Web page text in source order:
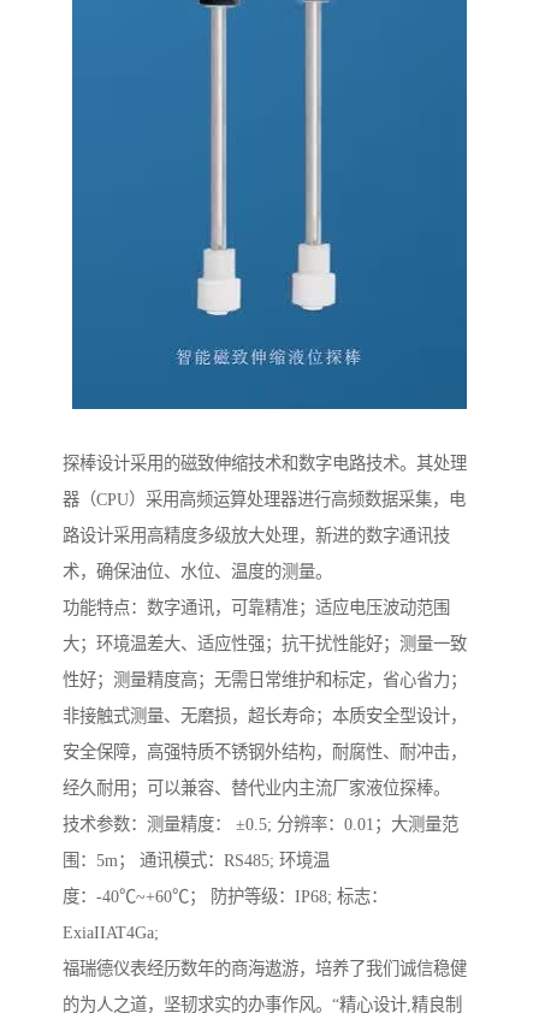
探棒设计采用的磁致伸缩技术和数字电路技术。其处理
器（CPU）采用高频运算处理器进行高频数据采集，电
路设计采用高精度多级放大处理，新进的数字通讯技
术，确保油位、水位、温度的测量。
功能特点：数字通讯，可靠精准；适应电压波动范围
大；环境温差大、适应性强；抗干扰性能好；测量一致
性好；测量精度高；无需日常维护和标定，省心省力；
非接触式测量、无磨损，超长寿命；本质安全型设计，
安全保障，高强特质不锈钢外结构，耐腐性、耐冲击，
经久耐用；可以兼容、替代业内主流厂家液位探棒。
技术参数：测量精度： ±0.5; 分辨率：0.01；大测量范
围：5m； 通讯模式：RS485; 环境温
度：-40℃~+60℃； 防护等级：IP68; 标志：
ExiaIIAT4Ga;
福瑞德仪表经历数年的商海遨游，培养了我们诚信稳健
的为人之道，坚韧求实的办事作风。“精心设计,精良制